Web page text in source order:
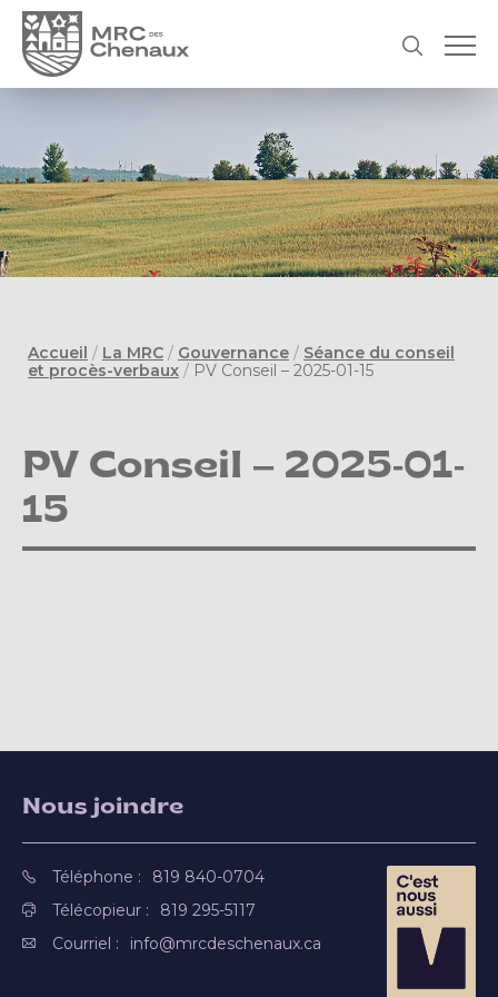
Accueil / La MRC / Gouvernance / Séance du conseil
et procès-verbaux / PV Conseil – 2025-01-15
PV Conseil – 2025-01-
15
Nous joindre
Téléphone :
819 840-0704
Télécopieur :
819 295-5117
Courriel :
info@mrcdeschenaux.ca